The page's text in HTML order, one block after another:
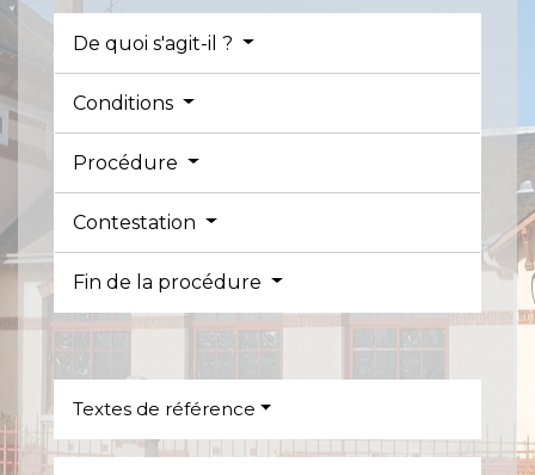
De quoi s'agit-il ?
Conditions
Procédure
Contestation
Fin de la procédure
Textes de référence